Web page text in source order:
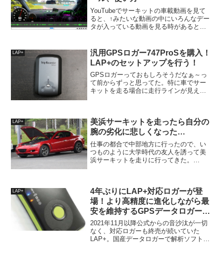
YouTubeでサーキットの車載動画を見て
ると、↑みたいな動画の中にいろんなデー
タが入っている動画を見る時があると思
SJ4000と747ProS、そしてLAP+。これ...
LAP+
汎用GPSロガー747ProSを購入！
LAP+のセットアップを行う！
GPSロガーっておもしろそうだなぁ～っ
て前からずっと思ってた。特に車でサー
キットを走る場合に走行ラインが見えた
らでもきちんと確認できる...
LAP+
美浜サーキットを走ったら自分の
腕の劣化に悲しくなった…
仕事の都合で中部地方に行ったので、い
つものように大学時代の友人を誘って美
浜サーキットを走りに行ってきた。
悔しくなんてない...
LAP+
4年ぶりにLAP+対応ロガーが登
場！より高精度に進化しながら最
安を維持するGPSデータロガー
GL-770M
2021年11月以降公式からの音沙汰が一切
なく、対応ロガーも終売が続いていた
LAP+。国産データロガーで解析ソフトは